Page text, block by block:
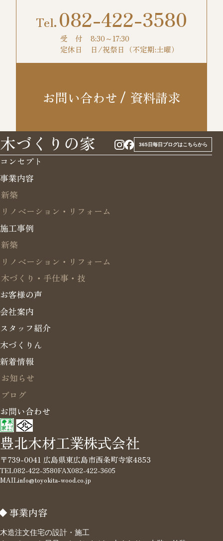
082-422-3580
受 付
8:30～17:30
定休日
日/祝祭日（不定期:土曜）
お問い合わせ 資料請求
木づくりの家 365日毎日ブログはこちらから
コンセプト
事業内容
新築
リノベーション・リフォーム
施工事例
新築
リノベーション・リフォーム
木づくり・手仕事・技
お客様の声
会社案内
スタッフ紹介
木づくりん
新着情報
お知らせ
ブログ
お問い合わせ
豊北木材工業株式会社
〒739-0041 広島県東広島市西条町寺家4853
TEL082-422-3580FAX082-422-3605
MAILinfo@toyokita-wood.co.jp
事業内容
木造注文住宅の設計・施工